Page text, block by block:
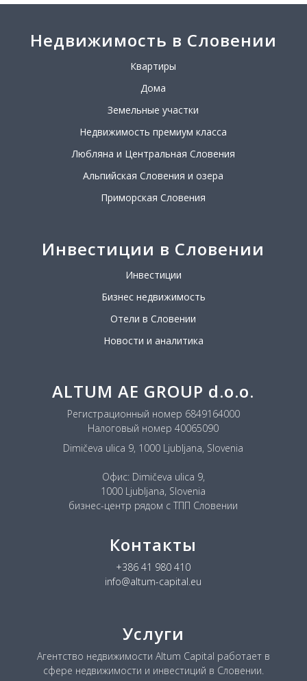
Недвижимость в Словении
Квартиры
Дома
Земельные участки
Недвижимость премиум класса
Любляна и Центральная Словения
Альпийская Словения и озера
Приморская Словения
Инвестиции в Словении
Инвестиции
Бизнес недвижимость
Отели в Словении
Новости и аналитика
ALTUM AE GROUP d.o.o.
Регистрационный номер 6849164000
Налоговый номер 40065090
Dimičeva ulica 9, 1000 Ljubljana, Slovenia
Офис: Dimičeva ulica 9,
1000 Ljubljana, Slovenia
бизнес-центр рядом с ТПП Словении
Контакты
+386 41 980 410
info@altum-capital.eu
Услуги
Агентство недвижимости Altum Capital работает в
сфере недвижимости и инвестиций в Словении.